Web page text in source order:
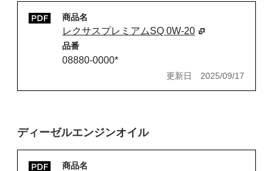
商品名
レクサスプレミアムSQ 0W-20
品番
08880-0000*
更新日 2025/09/17
ディーゼルエンジンオイル
商品名